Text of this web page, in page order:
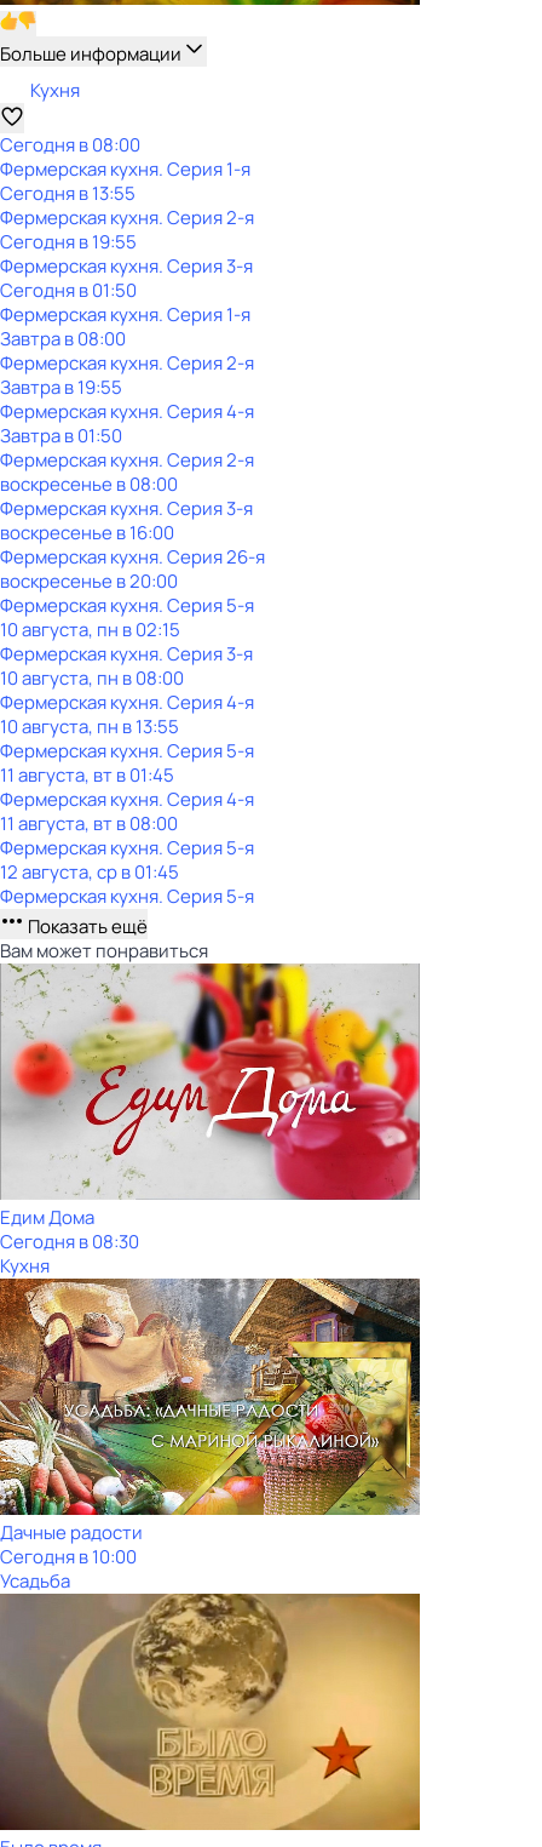
Больше информации
Кухня
Сегодня в 08:00
Фермерская кухня. Серия 1-я
Сегодня в 13:55
Фермерская кухня. Серия 2-я
Сегодня в 19:55
Фермерская кухня. Серия 3-я
Сегодня в 01:50
Фермерская кухня. Серия 1-я
Завтра в 08:00
Фермерская кухня. Серия 2-я
Завтра в 19:55
Фермерская кухня. Серия 4-я
Завтра в 01:50
Фермерская кухня. Серия 2-я
воскресенье в08:00
Фермерская кухня. Серия 3-я
воскресенье в16:00
Фермерская кухня. Серия 26-я
воскресенье в20:00
Фермерская кухня. Серия 5-я
10 августа, пн в 02:15
Фермерская кухня. Серия 3-я
10 августа, пн в 08:00
Фермерская кухня. Серия 4-я
10 августа, пн в 13:55
Фермерская кухня. Серия 5-я
11 августа, вт в 01:45
Фермерская кухня. Серия 4-я
11 августа, вт в 08:00
Фермерская кухня. Серия 5-я
12 августа, ср в 01:45
Фермерская кухня. Серия 5-я
Показать ещё
Вам может понравиться
Едим Дома
Сегодня в 08:30
Кухня
Дачные радости
Сегодня в 10:00
Усадьба